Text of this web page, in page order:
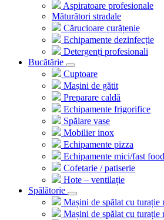
Aspiratoare profesionale
Măturători stradale
Cărucioare curățenie
Echipamente dezinfecție
Detergenți profesionali
Bucătărie
Cuptoare
Mașini de gătit
Preparare caldă
Echipamente frigorifice
Spălare vase
Mobilier inox
Echipamente pizza
Echipamente mici/fast food
Cofetarie / patiserie
Hote – ventilație
Spălătorie
Mașini de spălat cu turație
Mașini de spălat cu turație